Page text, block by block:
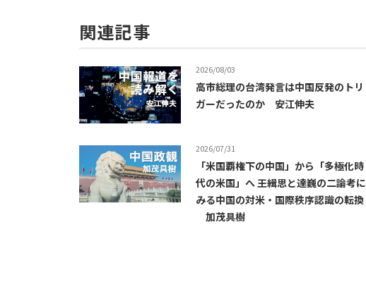
関連記事
2026/08/03
高市総理の台湾発言は中国反発のトリ
ガーだったのか 安江伸夫
2026/07/31
「米国覇権下の中国」から「多極化時
代の米国」へ ――王緝思と達巍の二論考に
みる中国の対米・国際秩序認識の転換
加茂具樹